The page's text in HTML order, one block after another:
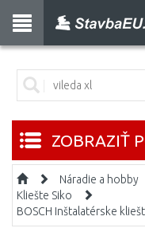
ZOBRAZIŤ
Náradie a hobby
Kliešte Siko
BOSCH Inštalatérske